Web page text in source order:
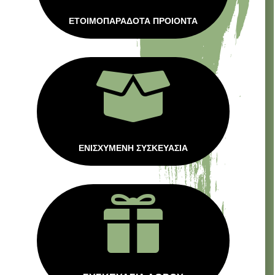
ΕΤΟΙΜΟΠΑΡΑΔΟΤΑ ΠΡΟΙΟΝΤΑ

ΕΝΙΣΧΥΜΕΝΗ ΣΥΣΚΕΥΑΣΙΑ
